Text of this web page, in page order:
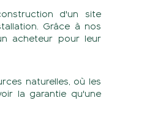
d'un site
Grâce à nos
acheteur pour leur
naturelles, où les
la garantie qu'une